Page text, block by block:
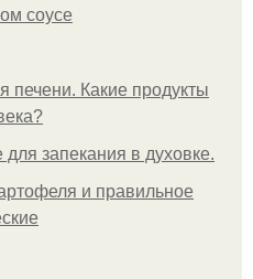
соусе
печени. Какие продукты
запекания в духовке.
и правильное